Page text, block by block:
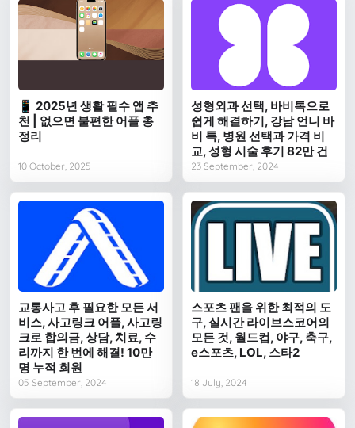
📱 2025년 생활 필수 앱 추
천 | 없으면 불편한 어플 총
정리
10 October, 2025
성형외과 선택, 바비톡으로
쉽게 해결하기, 강남 언니 바
비 톡, 병원 선택과 가격 비
교, 성형 시술 후기 82만 건
23 September, 2024
교통사고 후 필요한 모든 서
비스, 사고링크 어플, 사고링
크로 합의금, 상담, 치료, 수
리까지 한 번에 해결! 10만
명 누적 회원
05 September, 2024
스포츠 팬을 위한 최적의 도
구, 실시간 라이브스코어의
모든 것, 월드컵, 야구, 축구,
e스포츠, LOL, 스타2
18 July, 2024